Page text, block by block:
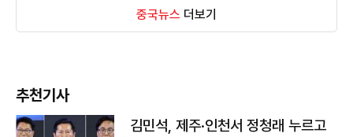
중국뉴스 더보기
추천기사
김민석, 제주·인천서 정청래 누르고